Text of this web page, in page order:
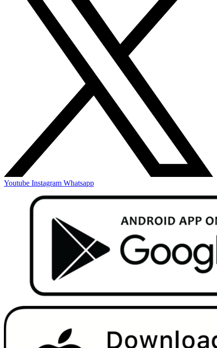
Youtube Instagram Whatsapp